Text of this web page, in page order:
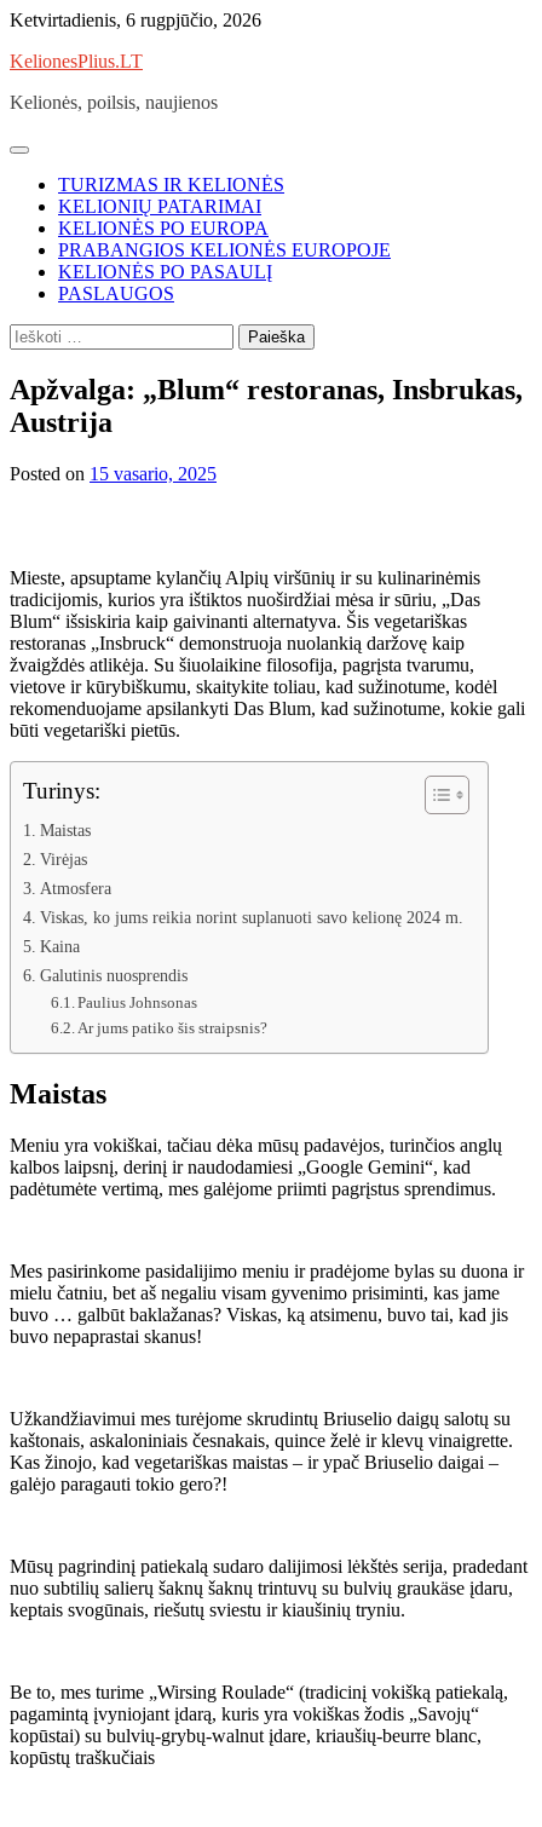
Skip
content
Ketvirtadienis, 6 rugpjūčio, 2026
KelionesPlius.LT
Kelionės, poilsis, naujienos
TURIZMAS IR KELIONĖS
KELIONIŲ PATARIMAI
KELIONĖS PO EUROPA
PRABANGIOS KELIONĖS EUROPOJE
KELIONĖS PO PASAULĮ
PASLAUGOS
Ieškoti:
Apžvalga: „Blum“ restoranas, Insbrukas,
Austrija
Posted on 15 vasario, 2025
Mieste, apsuptame kylančių Alpių viršūnių ir su kulinarinėmis
tradicijomis, kurios yra ištiktos nuoširdžiai mėsa ir sūriu, „Das
Blum“ išsiskiria kaip gaivinanti alternatyva. Šis vegetariškas
restoranas „Insbruck“ demonstruoja nuolankią daržovę kaip
žvaigždės atlikėja. Su šiuolaikine filosofija, pagrįsta tvarumu,
vietove ir kūrybiškumu, skaitykite toliau, kad sužinotume, kodėl
rekomenduojame apsilankyti Das Blum, kad sužinotume, kokie gali
būti vegetariški pietūs.
Turinys:
Maistas
Virėjas
Atmosfera
Viskas, ko jums reikia norint suplanuoti savo kelionę 2024 m.
Kaina
Galutinis nuosprendis
Paulius Johnsonas
Ar jums patiko šis straipsnis?
Maistas
Meniu yra vokiškai, tačiau dėka mūsų padavėjos, turinčios anglų
kalbos laipsnį, derinį ir naudodamiesi „Google Gemini“, kad
padėtumėte vertimą, mes galėjome priimti pagrįstus sprendimus.
Mes pasirinkome pasidalijimo meniu ir pradėjome bylas su duona ir
mielu čatniu, bet aš negaliu visam gyvenimo prisiminti, kas jame
buvo … galbūt baklažanas? Viskas, ką atsimenu, buvo tai, kad jis
buvo nepaprastai skanus!
Užkandžiavimui mes turėjome skrudintų Briuselio daigų salotų su
kaštonais, askaloniniais česnakais, quince želė ir klevų vinaigrette.
Kas žinojo, kad vegetariškas maistas – ir ypač Briuselio daigai –
galėjo paragauti tokio gero?!
Mūsų pagrindinį patiekalą sudaro dalijimosi lėkštės serija, pradedant
nuo subtilių salierų šaknų šaknų trintuvų su bulvių graukäse įdaru,
keptais svogūnais, riešutų sviestu ir kiaušinių tryniu.
Be to, mes turime „Wirsing Roulade“ (tradicinį vokišką patiekalą,
pagamintą įvyniojant įdarą, kuris yra vokiškas žodis „Savojų“
kopūstai) su bulvių-grybų-walnut įdare, kriaušių-beurre blanc,
kopūstų traškučiais